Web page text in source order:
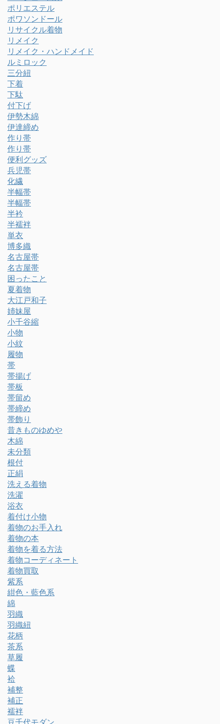
ポリエステル
ポワソンドール
リサイクル着物
リメイク
リメイク・ハンドメイド
ルミロック
三分紐
下着
下駄
付下げ
伊勢木綿
伊達締め
作り帯
作り帯
便利グッズ
兵児帯
化繊
半幅帯
半幅帯
半衿
半襦袢
単衣
博多織
名古屋帯
名古屋帯
困ったこと
夏着物
大江戸和子
姉妹屋
小千谷縮
小物
小紋
履物
帯
帯揚げ
帯板
帯留め
帯締め
帯飾り
昔きものゆめや
木綿
未分類
根付
正絹
洗える着物
洗濯
浴衣
着付け小物
着物のお手入れ
着物の本
着物を着る方法
着物コーディネート
着物買取
紫系
紺色・藍色系
綿
羽織
羽織紐
花柄
茶系
草履
蝶
袷
補整
補正
襦袢
豆千代モダン